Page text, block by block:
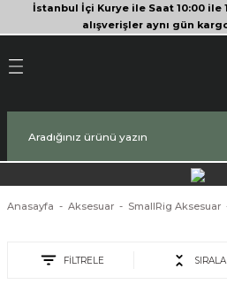
İstanbul İçi Kurye ile Saat 10:00 ile
alışverişler aynı gün
Geri Dön
Makinesi
Geri Dön
Geri Dön
Kameralar
Geri Dön
Geri Dön
Aksesuarları
Geri Dön
Geri Dön
Tripodları
Tripodlar
Geri Dön
Geri Dön
Geri Dön
Geri Dön
Anasayfa Aksesuar SmallRig Aksesuar
FİLTRELE SIRALA